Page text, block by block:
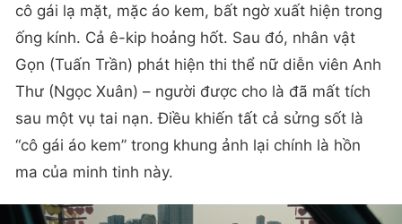
cô gái lạ mặt, mặc áo kem, bất ngờ xuất hiện trong
ống kính. Cả ê-kip hoảng hốt. Sau đó, nhân vật
Gọn (Tuấn Trần) phát hiện thi thể nữ diễn viên Anh
Thư (Ngọc Xuân) – người được cho là đã mất tích
sau một vụ tai nạn. Điều khiến tất cả sửng sốt là
“cô gái áo kem” trong khung ảnh lại chính là hồn
ma của minh tinh này.